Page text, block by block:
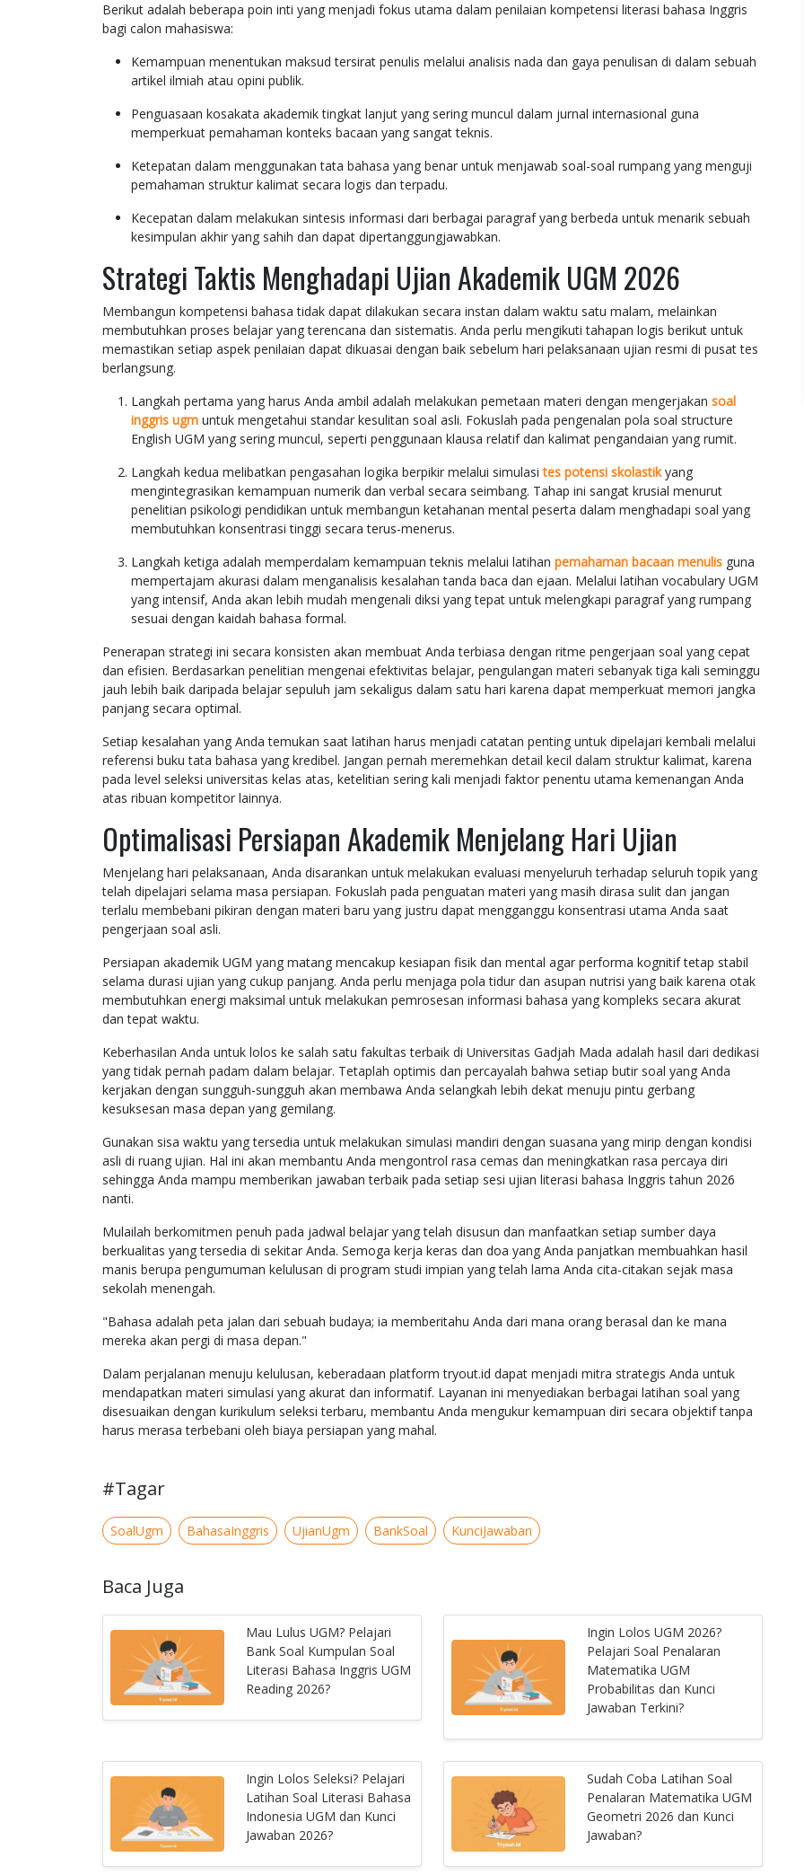
Berikut adalah beberapa poin inti yang menjadi fokus utama dalam penilaian kompetensi literasi bahasa Inggris
bagi calon mahasiswa:
Kemampuan menentukan maksud tersirat penulis melalui analisis nada dan gaya penulisan di dalam sebuah
artikel ilmiah atau opini publik.
Penguasaan kosakata akademik tingkat lanjut yang sering muncul dalam jurnal internasional guna
memperkuat pemahaman konteks bacaan yang sangat teknis.
Ketepatan dalam menggunakan tata bahasa yang benar untuk menjawab soal-soal rumpang yang menguji
pemahaman struktur kalimat secara logis dan terpadu.
Kecepatan dalam melakukan sintesis informasi dari berbagai paragraf yang berbeda untuk menarik sebuah
kesimpulan akhir yang sahih dan dapat dipertanggungjawabkan.
Strategi Taktis Menghadapi Ujian Akademik UGM 2026
Membangun kompetensi bahasa tidak dapat dilakukan secara instan dalam waktu satu malam, melainkan
membutuhkan proses belajar yang terencana dan sistematis. Anda perlu mengikuti tahapan logis berikut untuk
memastikan setiap aspek penilaian dapat dikuasai dengan baik sebelum hari pelaksanaan ujian resmi di pusat tes
berlangsung.
Langkah pertama yang harus Anda ambil adalah melakukan pemetaan materi dengan mengerjakan soal
inggris ugm untuk mengetahui standar kesulitan soal asli. Fokuslah pada pengenalan pola soal structure
English UGM yang sering muncul, seperti penggunaan klausa relatif dan kalimat pengandaian yang rumit.
Langkah kedua melibatkan pengasahan logika berpikir melalui simulasites potensi skolastikyang
mengintegrasikan kemampuan numerik dan verbal secara seimbang. Tahap ini sangat krusial menurut
penelitian psikologi pendidikan untuk membangun ketahanan mental peserta dalam menghadapi soal yang
membutuhkan konsentrasi tinggi secara terus-menerus.
Langkah ketiga adalah memperdalam kemampuan teknis melalui latihan pemahaman bacaan menulis guna
mempertajam akurasi dalam menganalisis kesalahan tanda baca dan ejaan. Melalui latihan vocabulary UGM
yang intensif, Anda akan lebih mudah mengenali diksi yang tepat untuk melengkapi paragraf yang rumpang
sesuai dengan kaidah bahasa formal.
Penerapan strategi ini secara konsisten akan membuat Anda terbiasa dengan ritme pengerjaan soal yang cepat
dan efisien. Berdasarkan penelitian mengenai efektivitas belajar, pengulangan materi sebanyak tiga kali seminggu
jauh lebih baik daripada belajar sepuluh jam sekaligus dalam satu hari karena dapat memperkuat memori jangka
panjang secara optimal.
Setiap kesalahan yang Anda temukan saat latihan harus menjadi catatan penting untuk dipelajari kembali melalui
referensi buku tata bahasa yang kredibel. Jangan pernah meremehkan detail kecil dalam struktur kalimat, karena
pada level seleksi universitas kelas atas, ketelitian sering kali menjadi faktor penentu utama kemenangan Anda
atas ribuan kompetitor lainnya.
Optimalisasi Persiapan Akademik Menjelang Hari Ujian
Menjelang hari pelaksanaan, Anda disarankan untuk melakukan evaluasi menyeluruh terhadap seluruh topik yang
telah dipelajari selama masa persiapan. Fokuslah pada penguatan materi yang masih dirasa sulit dan jangan
terlalu membebani pikiran dengan materi baru yang justru dapat mengganggu konsentrasi utama Anda saat
pengerjaan soal asli.
Persiapan akademik UGM yang matang mencakup kesiapan fisik dan mental agar performa kognitif tetap stabil
selama durasi ujian yang cukup panjang. Anda perlu menjaga pola tidur dan asupan nutrisi yang baik karena otak
membutuhkan energi maksimal untuk melakukan pemrosesan informasi bahasa yang kompleks secara akurat
dan tepat waktu.
Keberhasilan Anda untuk lolos ke salah satu fakultas terbaik di Universitas Gadjah Mada adalah hasil dari dedikasi
yang tidak pernah padam dalam belajar. Tetaplah optimis dan percayalah bahwa setiap butir soal yang Anda
kerjakan dengan sungguh-sungguh akan membawa Anda selangkah lebih dekat menuju pintu gerbang
kesuksesan masa depan yang gemilang.
Gunakan sisa waktu yang tersedia untuk melakukan simulasi mandiri dengan suasana yang mirip dengan kondisi
asli di ruang ujian. Hal ini akan membantu Anda mengontrol rasa cemas dan meningkatkan rasa percaya diri
sehingga Anda mampu memberikan jawaban terbaik pada setiap sesi ujian literasi bahasa Inggris tahun 2026
nanti.
Mulailah berkomitmen penuh pada jadwal belajar yang telah disusun dan manfaatkan setiap sumber daya
berkualitas yang tersedia di sekitar Anda. Semoga kerja keras dan doa yang Anda panjatkan membuahkan hasil
manis berupa pengumuman kelulusan di program studi impian yang telah lama Anda cita-citakan sejak masa
sekolah menengah.
"Bahasa adalah peta jalan dari sebuah budaya; ia memberitahu Anda dari mana orang berasal dan ke mana
mereka akan pergi di masa depan."
Dalam perjalanan menuju kelulusan, keberadaan platform tryout.id dapat menjadi mitra strategis Anda untuk
mendapatkan materi simulasi yang akurat dan informatif. Layanan ini menyediakan berbagai latihan soal yang
disesuaikan dengan kurikulum seleksi terbaru, membantu Anda mengukur kemampuan diri secara objektif tanpa
harus merasa terbebani oleh biaya persiapan yang mahal.
#Tagar
SoalUgm BahasaInggris UjianUgm BankSoal KunciJawaban
Baca Juga
Mau Lulus UGM? Pelajari
Bank Soal Kumpulan Soal
Literasi Bahasa Inggris UGM
Reading 2026?
Ingin Lolos UGM 2026?
Pelajari Soal Penalaran
Matematika UGM
Probabilitas dan Kunci
Jawaban Terkini?
Ingin Lolos Seleksi? Pelajari
Latihan Soal Literasi Bahasa
Indonesia UGM dan Kunci
Jawaban 2026?
Sudah Coba Latihan Soal
Penalaran Matematika UGM
Geometri 2026 dan Kunci
Jawaban?